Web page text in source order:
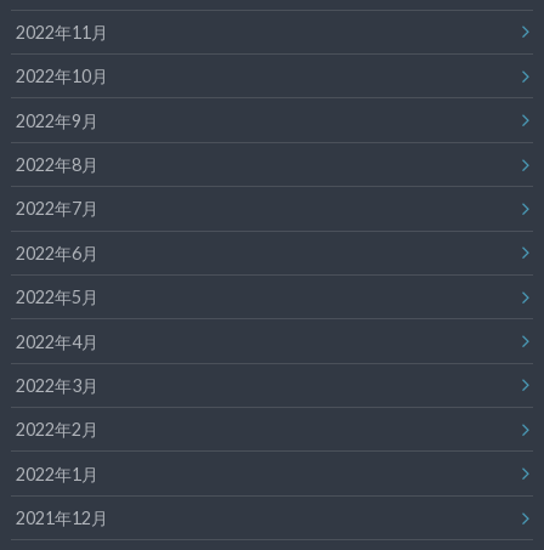
2022年11月
2022年10月
2022年9月
2022年8月
2022年7月
2022年6月
2022年5月
2022年4月
2022年3月
2022年2月
2022年1月
2021年12月